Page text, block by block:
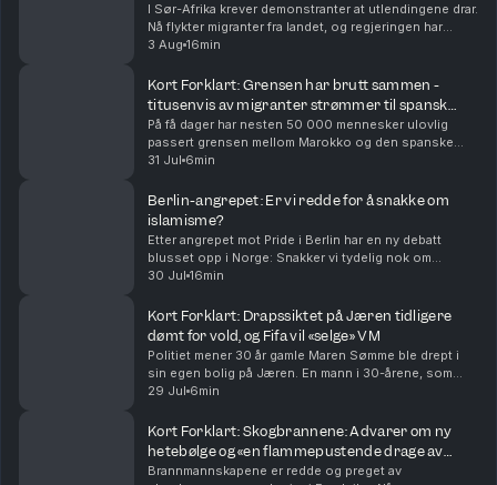
I Sør-Afrika krever demonstranter at utlendingene drar.
Nå flykter migranter fra landet, og regjeringen har
deportert over 50 000. Både folk i gatene og
3 Aug 16min
Kort Forklart: Grensen har brutt sammen -
titusenvis av migranter strømmer til spansk
eksklave
På få dager har nesten 50 000 mennesker ulovlig
passert grensen mellom Marokko og den spanske
eksklaven Ceuta. Mange har tatt sjøveien med
gjerder. N...
31 Jul 6min
Berlin-angrepet: Er vi redde for å snakke om
islamisme?
Etter angrepet mot Pride i Berlin har en ny debatt
blusset opp i Norge: Snakker vi tydelig nok om
ideologien bak islamistisk terror? Og hva sier
Med u...
30 Jul 16min
Kort Forklart: Drapssiktet på Jæren tidligere
dømt for vold, og Fifa vil «selge» VM
Politiet mener 30 år gamle Maren Sømme ble drept i
sin egen bolig på Jæren. En mann i 30-årene, som
også var Sømmes kjæreste og samboer, er siktet for
29 Jul 6min
Kort Forklart: Skogbrannene: Advarer om ny
hetebølge og «en flammepustende drage av
skyer».
Brannmannskapene er redde og preget av